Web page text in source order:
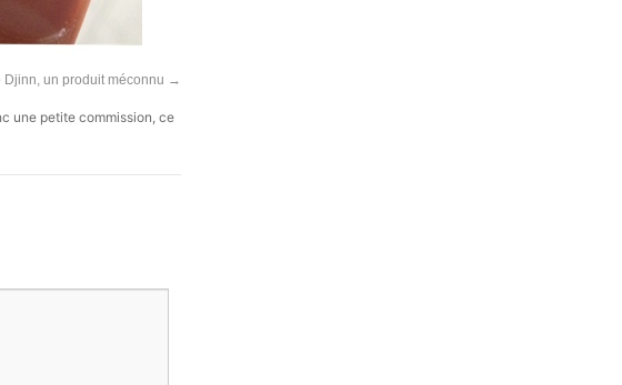
Djinn, un produit méconnu →
une petite commission, ce